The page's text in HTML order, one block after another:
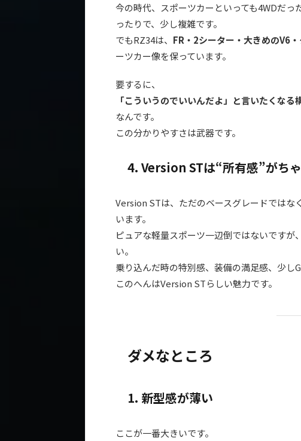
今の時代、スポーツカーといっても4WDだ
ったりで、少し複雑です。
でもRZ34は、 FR・2シーター・大きめのV6
ーツカー像を保っています。
要するに、
「こういうのでいいんだよ」と言いたくなる
なんです。
この分かりやすさは武器です。
4. Version STは“所有感”がち
Version STは、ただのベースグレードではなく
います。
ピュアな軽量スポーツ一辺倒ではないです
い。
乗り込んだ時の特別感、装備の満足感、少し
このへんはVersion STらしい魅力です。
ダメなところ
1. 新型感が薄い
ここが一番大きいです。